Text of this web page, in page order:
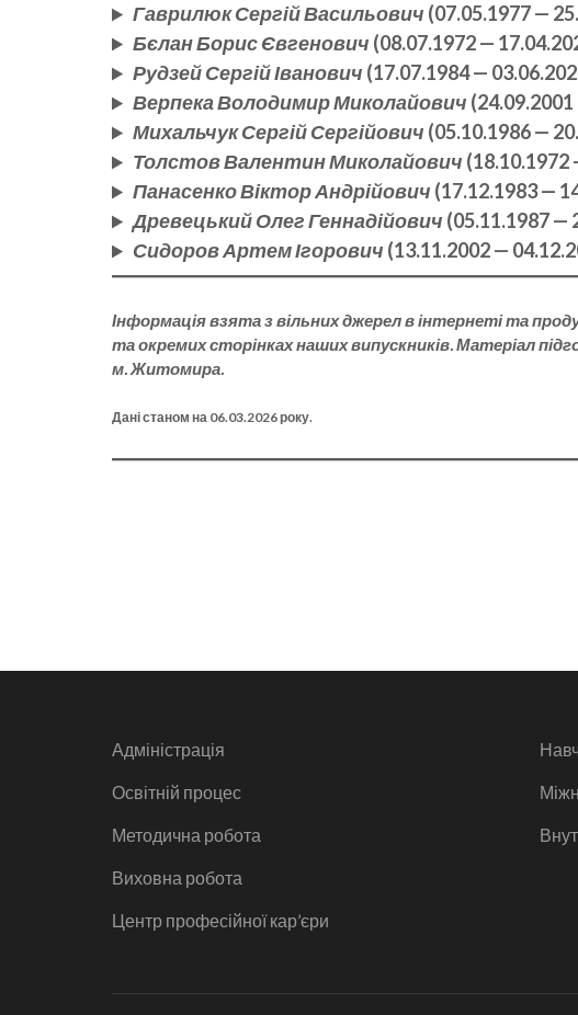
Гаврилюк Сергій Васильович (07.05.1977 —
Бєлан Борис Євгенович (08.07.1972 —
Рудзей Сергій Іванович (17.07.1984 —
Верпека Володимир Миколайович
Михальчук Сергій Сергійович (05.10.1986 —
Толстов Валентин Миколайович (18.10.1972
Панасенко Віктор Андрійович (17.12.1983 —
Древецький Олег Геннадійович (05.11.1987 —
Сидоров Артем Ігорович (13.11.2002 —
Інформація взята з вільних джерел в інтернеті та
та окремих сторінках наших випускників. Матеріал
м. Житомира.
Дані станом на 06.03.2026 року.
Адміністрація
Освітній процес
Методична робота
Виховна робота
Центр професійної кар’єри